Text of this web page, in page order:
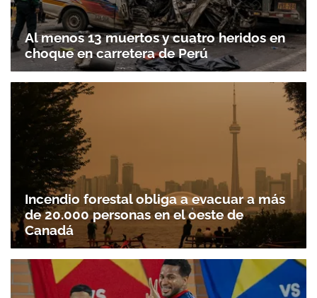
Al menos 13 muertos y cuatro heridos en
choque en carretera de Perú
Incendio forestal obliga a evacuar a más
de 20.000 personas en el oeste de
Canadá